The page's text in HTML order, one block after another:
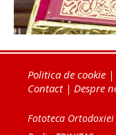
Politica de cookie |
Contact| Despre
Fototeca